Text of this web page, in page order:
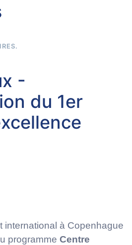
.
-
du 1er
international à Copenhague
programme Centre